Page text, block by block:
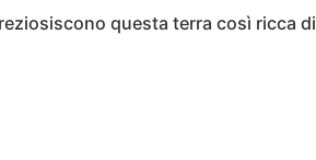
questa terra così ricca di